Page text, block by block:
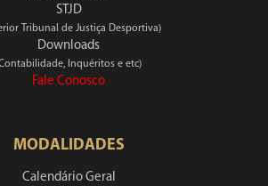
STJD
Tribunal de Justiça Desportiva)
Downloads
Inquéritos e etc)
Fale Conosco
MODALIDADES
Calendário Geral